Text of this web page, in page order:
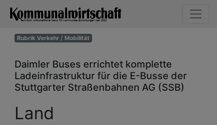
Rubrik Verkehr / Mobilität
Daimler Buses errichtet komplette
Ladeinfrastruktur für die E-Busse der
Stuttgarter Straßenbahnen AG (SSB)
Land